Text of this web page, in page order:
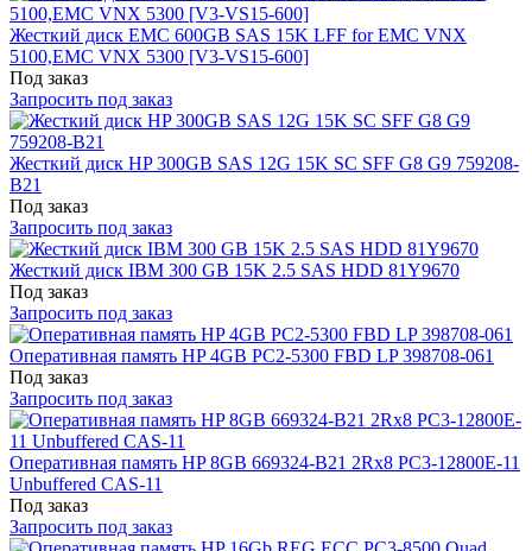
Жесткий диск EMC 600GB SAS 15K LFF for EMC VNX
5100,EMC VNX 5300 [V3-VS15-600]
Под заказ
Запросить под заказ
Жесткий диск HP 300GB SAS 12G 15K SC SFF G8 G9 759208-
B21
Под заказ
Запросить под заказ
Жесткий диск IBM 300 GB 15K 2.5 SAS HDD 81Y9670
Под заказ
Запросить под заказ
Оперативная память HP 4GB PC2-5300 FBD LP 398708-061
Под заказ
Запросить под заказ
Оперативная память HP 8GB 669324-B21 2Rx8 PC3-12800E-11
Unbuffered CAS-11
Под заказ
Запросить под заказ